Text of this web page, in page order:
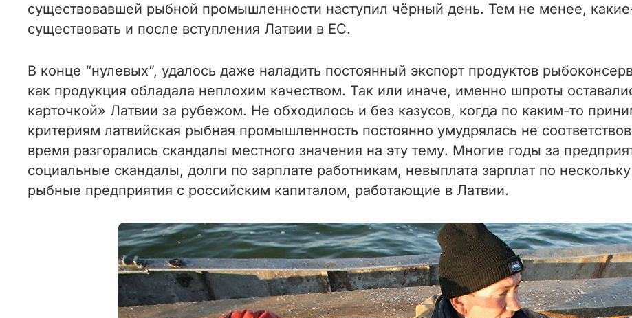
существовавшей рыбной промышленности наступил чёрный день. Тем не менее,
существовать и после вступления Латвии в ЕС.
В конце “нулевых”, удалось даже наладить постоянный экспорт продуктов
как продукция обладала неплохим качеством. Так или иначе, именно шпроты
карточкой» Латвии за рубежом. Не обходилось и без казусов, когда по каким-то
критериям латвийская рыбная промышленность постоянно умудрялась не
время разгорались скандалы местного значения на эту тему. Многие годы за
социальные скандалы, долги по зарплате работникам, невыплата зарплат по
рыбные предприятия с российским капиталом, работающие в Латвии.